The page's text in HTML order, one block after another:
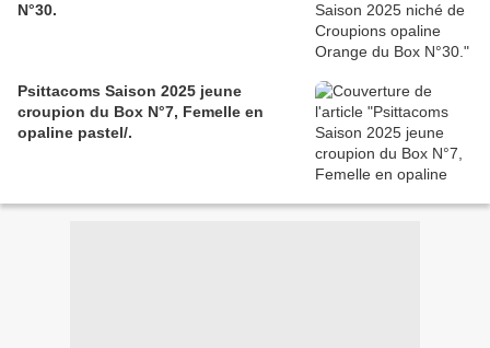
N°30.
Psittacoms Saison 2025 jeune
croupion du Box N°7, Femelle en
opaline pastel/.